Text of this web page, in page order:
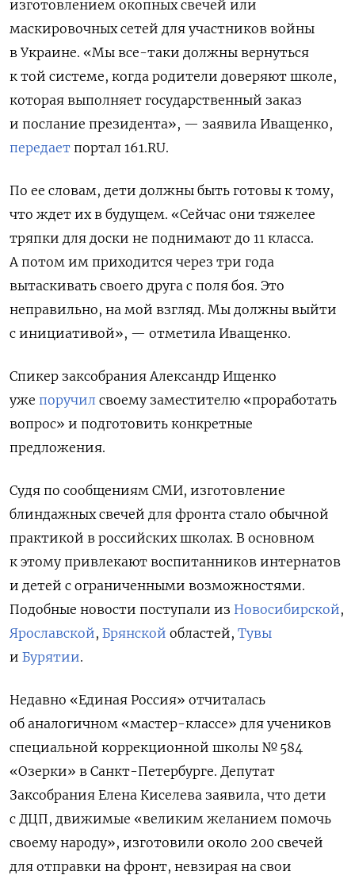
изготовлением окопных свечей или
маскировочных сетей для участников войны
в Украине. «Мы все-таки должны вернуться
к той системе, когда родители доверяют школе,
которая выполняет государственный заказ
и послание президента», — заявила Иващенко,
передает портал 161.RU.
По ее словам, дети должны быть готовы к тому,
что ждет их в будущем. «Сейчас они тяжелее
тряпки для доски не поднимают до 11 класса.
А потом им приходится через три года
вытаскивать своего друга с поля боя. Это
неправильно, на мой взгляд. Мы должны выйти
с инициативой», — отметила Иващенко.
Спикер заксобрания Александр Ищенко
уже поручил своему заместителю «проработать
вопрос» и подготовить конкретные
предложения.
Судя по сообщениям СМИ, изготовление
блиндажных свечей для фронта стало обычной
практикой в российских школах. В основном
к этому привлекают воспитанников интернатов
и детей с ограниченными возможностями.
Подобные новости поступали из Новосибирской,
Ярославской, Брянской областей, Тувы
и Бурятии.
Недавно «Единая Россия» отчиталась
об аналогичном «мастер-классе» для учеников
специальной коррекционной школы № 584
«Озерки» в Санкт-Петербурге. Депутат
Заксобрания Елена Киселева заявила, что дети
с ДЦП, движимые «великим желанием помочь
своему народу», изготовили около 200 свечей
для отправки на фронт, невзирая на свои